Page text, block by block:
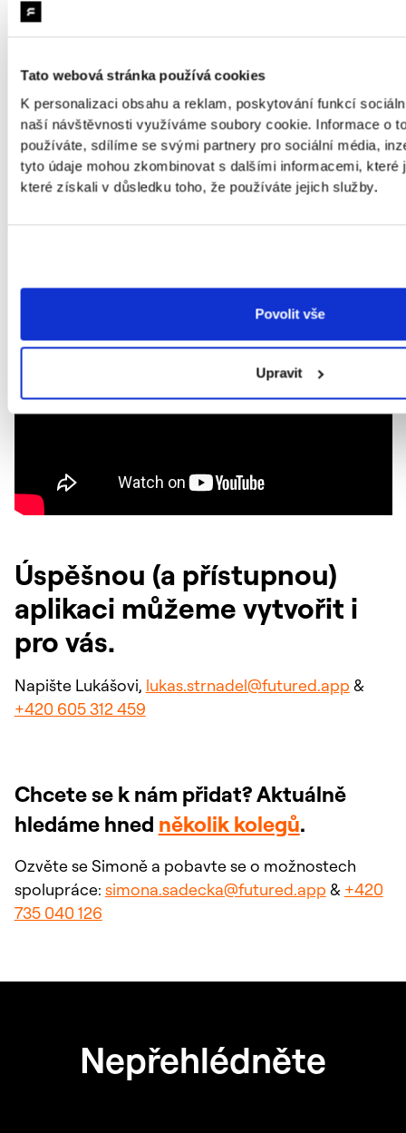
Tato webová stránka používá cookies
K personalizaci obsahu a reklam, poskytování funkcí
naší návštěvnosti využíváme soubory cookie. Informace o
používáte, sdílíme se svými partnery pro sociální média,
tyto údaje mohou zkombinovat s dalšími informacemi, které
které získali v důsledku toho, že používáte jejich služby.
Povolit vše
Upravit
který se velkému textu dokáže přizpůsobit.
je při určité velikosti překlopit horizontální prvky na
vertikální.
Aplikace také podporujedark modeilight mode,
ke všem audio stopám a
podporuje funkce specifické pro danou platformu,
Úspěšnou (a přístupnou)
aplikaci můžeme vytvořit i
pro vás.
Napište Lukášovi, lukas.strnadel@futured.app &
+420 605 312 459
Chcete se k nám přidat? Aktuálně
hledáme hned několik kolegů.
Ozvěte se Simoně a pobavte se o možnostech
spolupráce: simona.sadecka@futured.app & +420
735 040 126
Nepřehlédněte